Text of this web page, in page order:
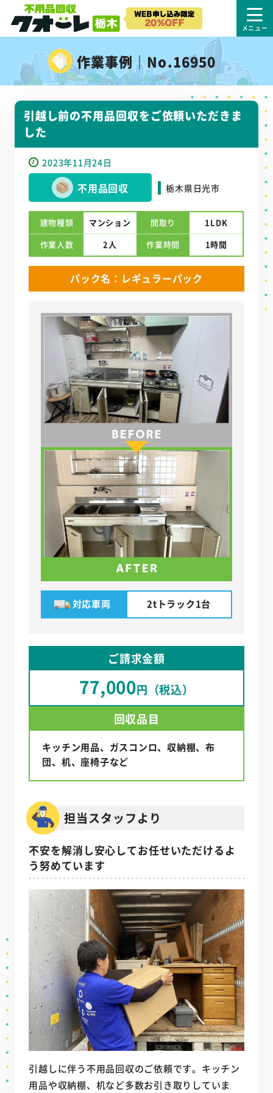
作業事例｜No.16950
引越し前の不用品回収をご依頼いただきま
した
2023年11月24日
不用品回収 栃木県日光市
建物種類 マンション 間取り
1LDK
作業人数
2人 作業時間 1時間
パック名：レギュラーパック
対応車両 2tトラック1台
ご請求金額
77,000円（税込）
回収品目
キッチン用品、ガスコンロ、収納棚、布
団、机、座椅子など
担当スタッフより
不安を解消し安心してお任せいただけるよ
う努めています
引越しに伴う不用品回収のご依頼です。キッチン
用品や収納棚、机など多数お引き取りしていま